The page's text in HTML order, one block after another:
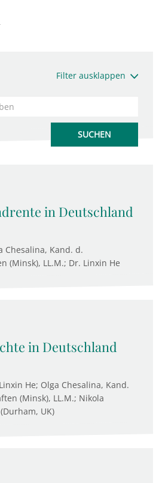
Filter ausklappen
in Deutschland
Chesalina, Kand. d.
(Minsk), LL.M.; Dr. Linxin He
in Deutschland
He; Olga Chesalina, Kand.
(Minsk), LL.M.; Nikola
UK)